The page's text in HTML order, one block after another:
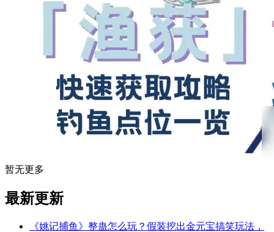
暂无更多
最新更新
《姚记捕鱼》整蛊怎么玩？假装挖出金元宝搞笑玩法，